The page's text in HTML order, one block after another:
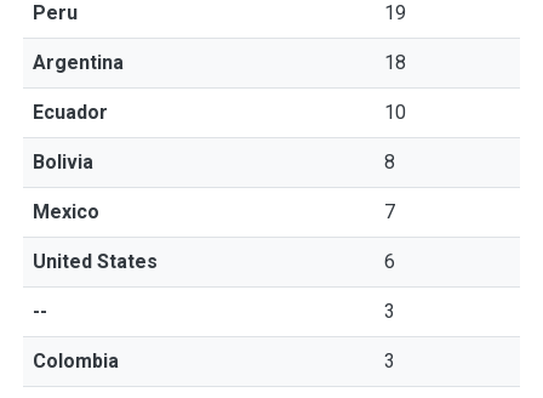
Peru 19
Argentina 18
Ecuador 10
Bolivia 8
Mexico 7
United States 6
-- 3
Colombia 3